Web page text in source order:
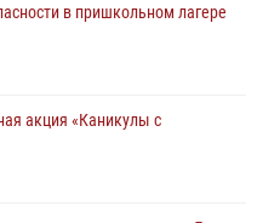
в пришкольном лагере
акция «Каникулы с